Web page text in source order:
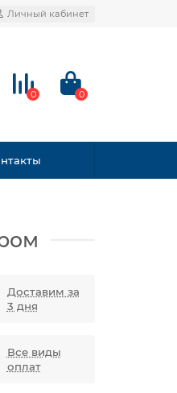
Личный кабинет
0 0
Доставим за
3 дня
Все виды
оплат